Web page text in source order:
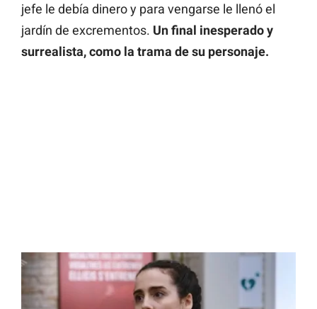
jefe le debía dinero y para vengarse le llenó el
jardín de excrementos. Un final inesperado y
surrealista, como la trama de su personaje.